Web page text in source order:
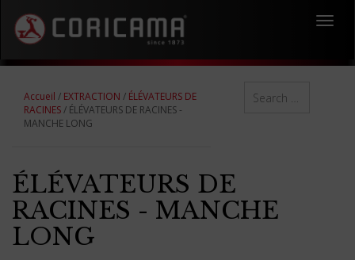
Accueil / EXTRACTION / ÉLÉVATEURS DE
RACINES/ ÉLÉVATEURS DE RACINES -
MANCHE LONG
ÉLÉVATEURS DE
RACINES - MANCHE
LONG